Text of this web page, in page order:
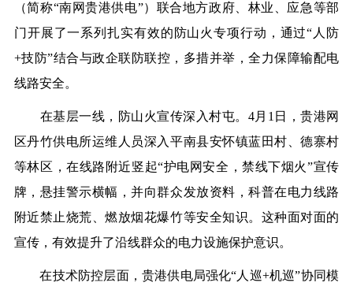
（简称“南网贵港供电”）联合地方政府、林业、应急等部
门开展了一系列扎实有效的防山火专项行动，通过“人防
+技防”结合与政企联防联控，多措并举，全力保障输配电
线路安全。
在基层一线，防山火宣传深入村屯。4月1日，贵港网
区丹竹供电所运维人员深入平南县安怀镇蓝田村、德寨村
等林区，在线路附近竖起“护电网安全，禁线下烟火”宣传
牌，悬挂警示横幅，并向群众发放资料，科普在电力线路
附近禁止烧荒、燃放烟花爆竹等安全知识。这种面对面的
宣传，有效提升了沿线群众的电力设施保护意识。
在技术防控层面，贵港供电局强化“人巡+机巡”协同模